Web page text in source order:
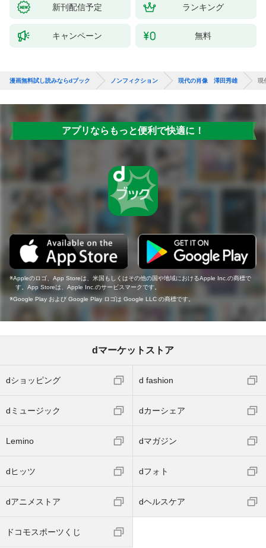
新刊配信予定 ランキング
キャンペーン 無料
漫画無料試し読みならdブック ノンフィクション 現代の肖像 澤田秀雄 現
アプリならもっと便利で快適に！
Appleのロゴ、App Storeは、米国もしくはその他の国や地域におけるApple Inc.の商標で
す。App Storeは、Apple Inc.のサービスマークです。
Google Play および Google Play ロゴは Google LLC の商標です。
dマーケットストア
dショッピング d fashion
dミュージック dカーシェア
Lemino dマガジン
dヒッツ dフォト
dアニメストア dヘルスケア
ドコモスポーツくじ